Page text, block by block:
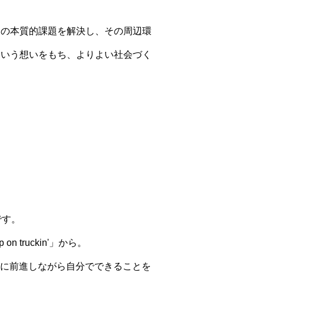
本質的課題を解決し、その周辺環
う想いをもち、よりよい社会づく
。
truckin'」から。
前進しながら⾃分でできることを